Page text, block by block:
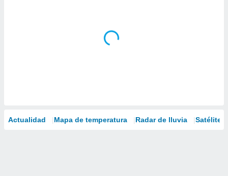
Actualidad Mapa de temperatura Radar de lluvia Satélites